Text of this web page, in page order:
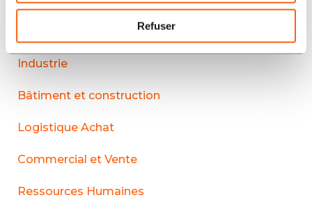
Refuser
Industrie
Bâtiment et construction
Logistique Achat
Commercial et Vente
Ressources Humaines